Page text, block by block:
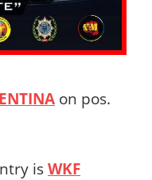
on pos.
is WKF